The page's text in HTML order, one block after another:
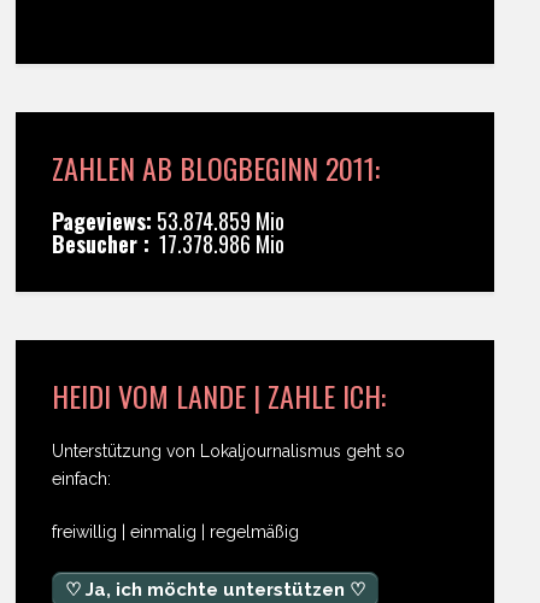
ZAHLEN AB BLOGBEGINN 2011:
Pageviews: 53.874.859 Mio
Besucher : 17.378.986 Mio
HEIDI VOM LANDE | ZAHLE ICH:
Unterstützung von Lokaljournalismus geht so
einfach:
freiwillig | einmalig | regelmäßig
♡ Ja, ich möchte unterstützen ♡